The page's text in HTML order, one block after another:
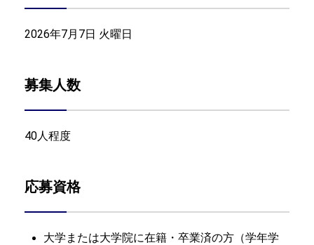
2026年7月7日 火曜日
募集人数
40人程度
応募資格
大学または大学院に在籍・卒業済の方（学年学